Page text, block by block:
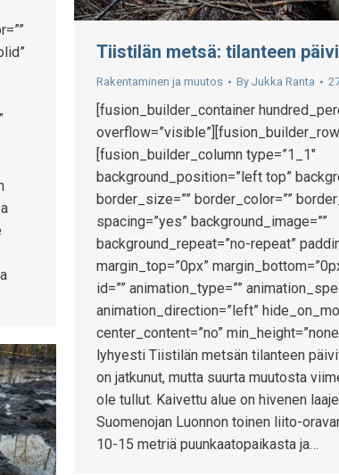
Tiistilän metsä: tilanteen
Rakentaminen ja muutos By Jukka Ranta
[fusion_builder_container
[fusion_builder_column type=”1_1″
background_position=”left top”
border_size=”” border_color=””
spacing=”yes” background_image=””
background_repeat=”no-repeat”
margin_top=”0px”
id=”” animation_type=””
animation_direction=”left”
center_content=”no”
lyhyesti Tiistilän metsän tilanteen
on jatkunut, mutta suurta muutosta
ole tullut. Kaivettu alue on hivenen
Suomenojan Luonnon toinen liito-
10-15 metriä puunkaatopaikasta ja…